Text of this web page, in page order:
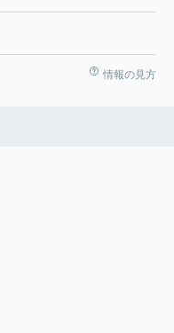
情報の見方